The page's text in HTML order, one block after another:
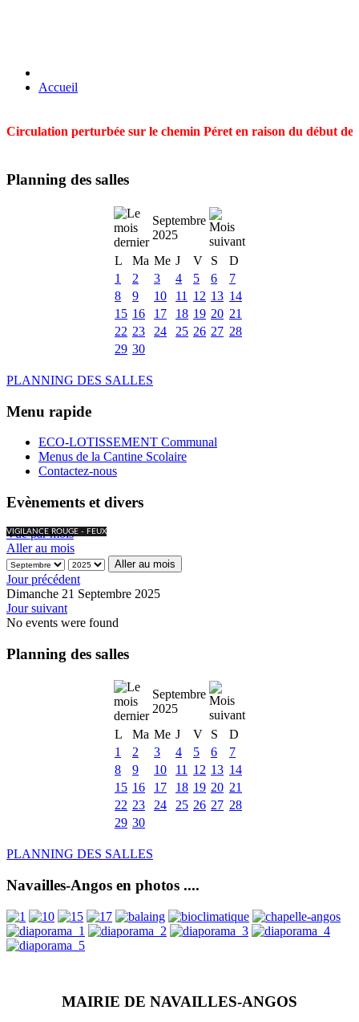
Accueil
Circulation perturbée sur le chemin Péret en raison du début
Planning des salles
Septembre
2025
L
Ma Me J V S
D
1
2 3 4 5 6
7
8
9 10 11 12 13 14
15 16 17 18 19 20 21
22 23 24 25 26 27 28
29 30
PLANNING DES SALLES
Menu rapide
ECO-LOTISSEMENT Communal
Menus de la Cantine Scolaire
Contactez-nous
Evènements et divers
VIGILANCE ROUGE - FEUX
Vue par mois
Aller au mois
Aller au mois
Jour précédent
Dimanche 21 Septembre 2025
Jour suivant
No events were found
Planning des salles
Septembre
2025
L
Ma Me J V S
D
1
2 3 4 5 6
7
8
9 10 11 12 13 14
15 16 17 18 19 20 21
22 23 24 25 26 27 28
29 30
PLANNING DES SALLES
Navailles-Angos en photos ....
MAIRIE DE NAVAILLES-ANGOS